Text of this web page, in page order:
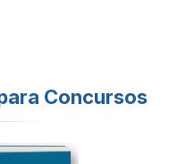
Concursos